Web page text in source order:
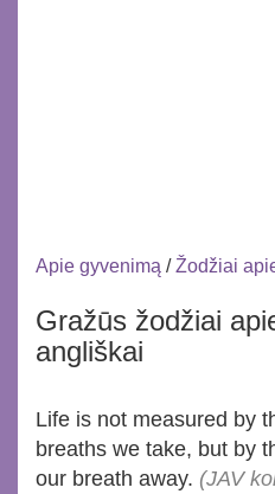
Apie gyvenimą /Žodžiai
Gražūs žodžiai
angliškai
Life is not measured by
breaths we take, but by
our breath away. (JAV